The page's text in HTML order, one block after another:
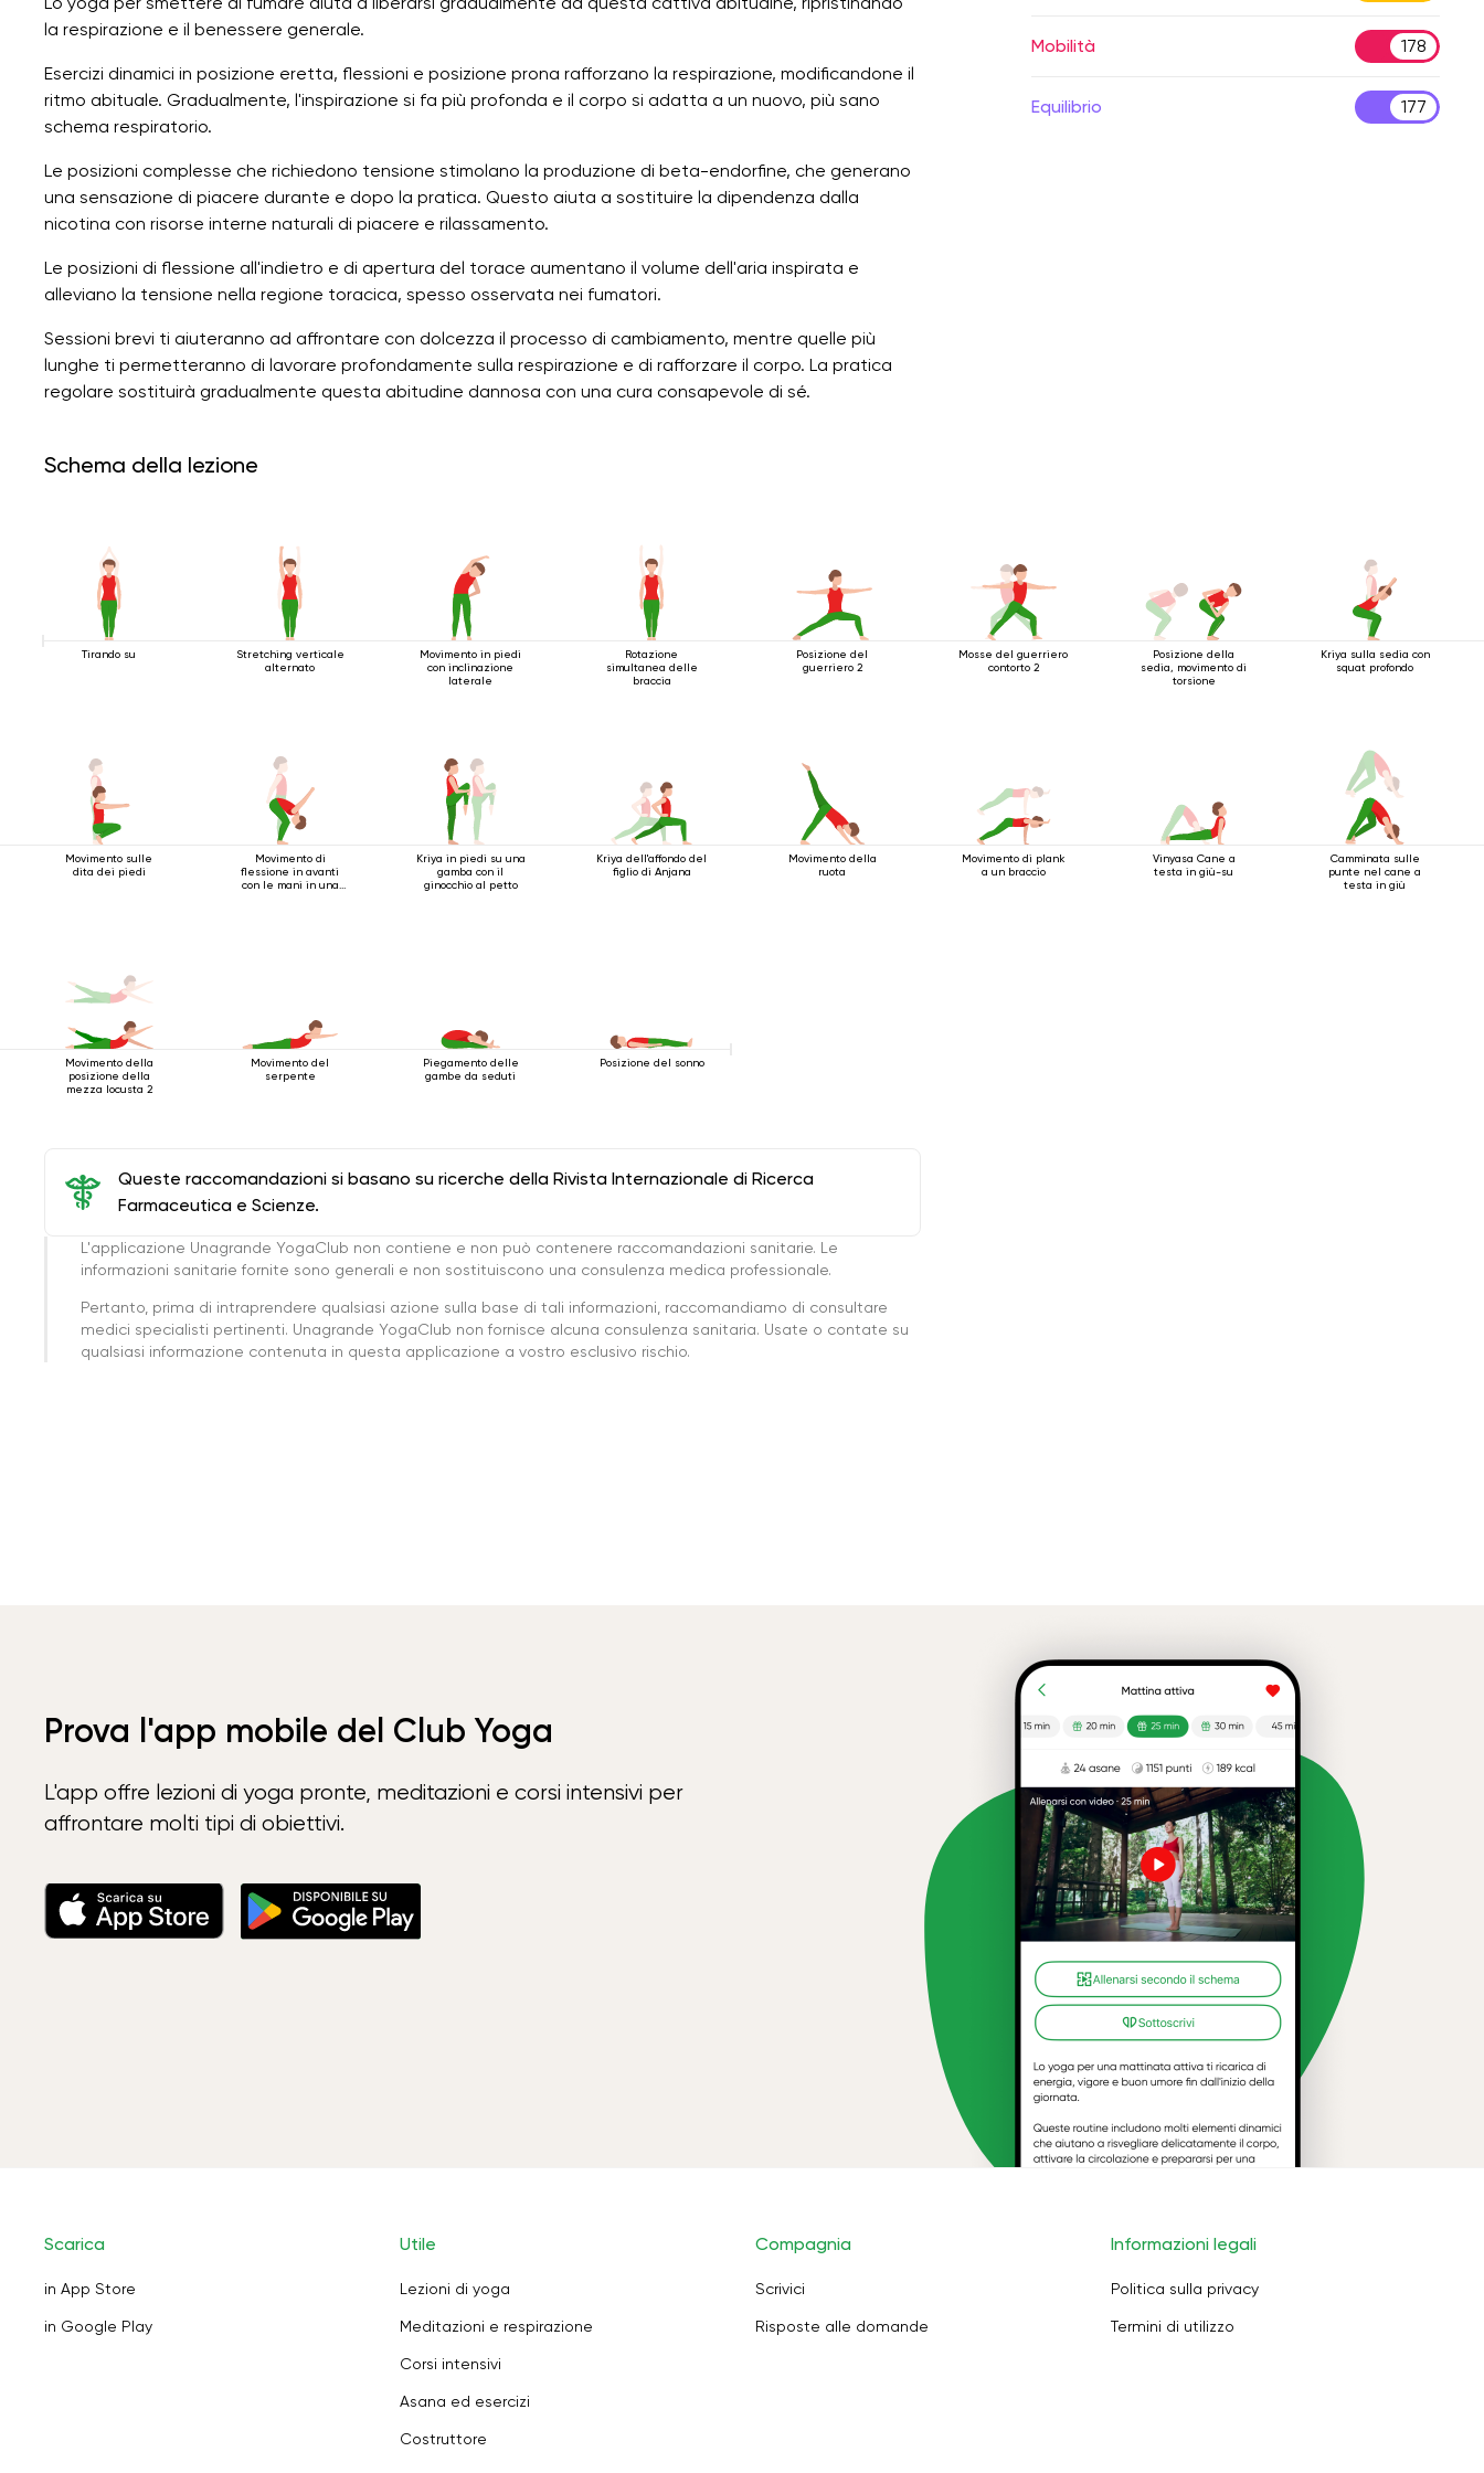
la respirazione e il benessere generale.
Esercizi dinamici in posizione eretta, flessioni e posizione prona rafforzano la respirazione, modificandone il
ritmo abituale. Gradualmente, l'inspirazione si fa più profonda e il corpo si adatta a un nuovo, più sano
schema respiratorio.
Le posizioni complesse che richiedono tensione stimolano la produzione di beta-endorfine, che generano
una sensazione di piacere durante e dopo la pratica. Questo aiuta a sostituire la dipendenza dalla
nicotina con risorse interne naturali di piacere e rilassamento.
Le posizioni di flessione all'indietro e di apertura del torace aumentano il volume dell'aria inspirata e
alleviano la tensione nella regione toracica, spesso osservata nei fumatori.
Sessioni brevi ti aiuteranno ad affrontare con dolcezza il processo di cambiamento, mentre quelle più
lunghe ti permetteranno di lavorare profondamente sulla respirazione e di rafforzare il corpo. La pratica
regolare sostituirà gradualmente questa abitudine dannosa con una cura consapevole di sé.
Mobilità 178
Equilibrio 177
Schema della lezione
Tirando su
Stretching verticale
alternato
Movimento in piedi
con inclinazione
laterale
Rotazione
simultanea delle
braccia
Posizione del
guerriero 2
Mosse del guerriero
contorto 2
Posizione della
sedia, movimento di
torsione
Kriya sulla sedia con
squat profondo
Movimento sulle
dita dei piedi
Movimento di
flessione in avanti
con le mani in una
Kriya in piedi su una
gamba con il
ginocchio al petto
Kriya dell'affondo del
figlio di Anjana
Movimento della
ruota
Movimento di plank
a un braccio
Vinyasa Cane a
testa in giù-su
Camminata sulle
punte nel cane a
testa in giù
Movimento della
posizione della
mezza locusta 2
Movimento del
serpente
Piegamento delle
gambe da seduti
Posizione del sonno
Queste raccomandazioni si basano su ricerche della Rivista Internazionale di Ricerca
Farmaceutica e Scienze.
L'applicazione Unagrande YogaClub non contiene e non può contenere raccomandazioni sanitarie. Le
informazioni sanitarie fornite sono generali e non sostituiscono una consulenza medica professionale.
Pertanto, prima di intraprendere qualsiasi azione sulla base di tali informazioni, raccomandiamo di consultare
medici specialisti pertinenti. Unagrande YogaClub non fornisce alcuna consulenza sanitaria. Usate o contate su
qualsiasi informazione contenuta in questa applicazione a vostro esclusivo rischio.
Prova l'app mobile del Club Yoga
L'app offre lezioni di yoga pronte, meditazioni e corsi intensivi per
affrontare molti tipi di obiettivi.
Scarica
in App Store
in Google Play
Utile
Lezioni di yoga
Meditazioni e respirazione
Corsi intensivi
Asana ed esercizi
Costruttore
Compagnia
Scrivici
Risposte alle domande
Informazioni legali
Politica sulla privacy
Termini di utilizzo